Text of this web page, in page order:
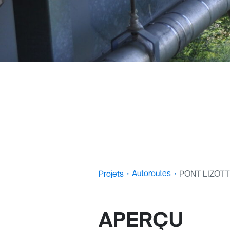
Projets ・ Autoroutes ・ PONT
APERÇU